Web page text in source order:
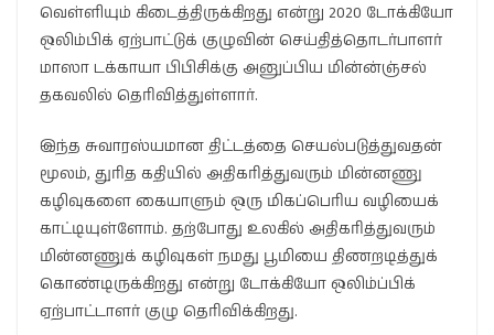
வெள்ளியும் கிடைத்திருக்கிறது என்று 2020 டோக்கியோ
ஒலிம்பிக் ஏற்பாட்டுக் குழுவின் செய்தித்தொடர்பாளர்
மாஸா டக்காயா பிபிசிக்கு அனுப்பிய மின்ன்ஞ்சல்
தகவலில் தெரிவித்துள்ளார்.
இந்த சுவாரஸ்யமான திட்டத்தை செயல்படுத்துவதன்
மூலம், துரித கதியில் அதிகரித்துவரும் மின்னணு
கழிவுகளை கையாளும் ஒரு மிகப்பெரிய வழியைக்
காட்டியுள்ளோம். தற்போது உலகில் அதிகரித்துவரும்
மின்னணுக் கழிவுகள் நமது பூமியை திணறடித்துக்
கொண்டிருக்கிறது என்று டோக்கியோ ஒலிம்ப்பிக்
ஏற்பாட்டாளர் குழு தெரிவிக்கிறது.